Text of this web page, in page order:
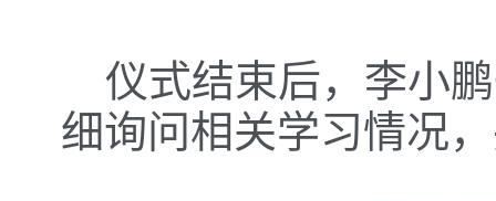
仪式结束后，李小
细询问相关学习情况